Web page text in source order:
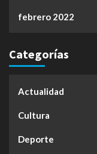
febrero 2022
Categorías
Actualidad
Cultura
Deporte